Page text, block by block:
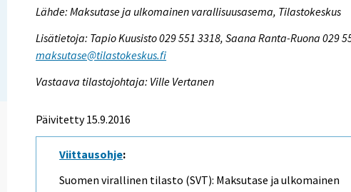
Lähde: Maksutase ja ulkomainen varallisuusasema, Tilastokeskus
Lisätietoja: Tapio Kuusisto 029 551 3318, Saana Ranta-Ruona 029
maksutase@tilastokeskus.fi
Vastaava tilastojohtaja: Ville Vertanen
Päivitetty 15.9.2016
Viittausohje:
Suomen virallinen tilasto (SVT): Maksutase ja ulkomainen